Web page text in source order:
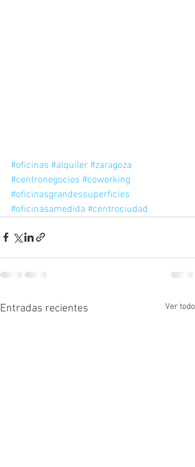
#oficinas #alquiler #zaragoza
#centronegocios #coworking
#oficinasgrandessuperficies
#oficinasamedida #centrociudad
Entradas recientes Ver todo